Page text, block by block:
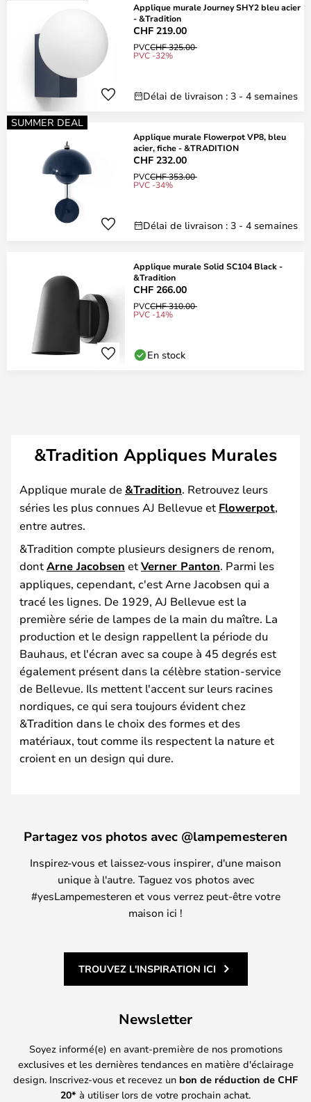
Applique murale Journey SHY2 bleu acier
- &Tradition
CHF 219.00
PVCCHF 325.00
PVC -32%
Délai de livraison : 3 - 4 semaines
SUMMER DEAL
Applique murale Flowerpot VP8, bleu
acier, fiche - &TRADITION
CHF 232.00
PVCCHF 353.00
PVC -34%
Délai de livraison : 3 - 4 semaines
Applique murale Solid SC104 Black -
&Tradition
CHF 266.00
PVCCHF 310.00
PVC -14%
En stock
&Tradition Appliques Murales
Applique murale de &Tradition. Retrouvez leurs
séries les plus connues AJ Bellevue et Flowerpot,
entre autres.
&Tradition compte plusieurs designers de renom,
dontArne Jacobsen etVerner Panton. Parmi les
appliques, cependant, c'est Arne Jacobsen qui a
tracé les lignes. De 1929, AJ Bellevue est la
première série de lampes de la main du maître. La
production et le design rappellent la période du
Bauhaus, et l'écran avec sa coupe à 45 degrés est
également présent dans la célèbre station-service
de Bellevue. Ils mettent l'accent sur leurs racines
nordiques, ce qui sera toujours évident chez
&Tradition dans le choix des formes et des
matériaux, tout comme ils respectent la nature et
croient en un design qui dure.
Partagez vos photos avec @lampemesteren
Inspirez-vous et laissez-vous inspirer, d'une maison
unique à l'autre. Taguez vos photos avec
#yesLampemesteren et vous verrez peut-être votre
maison ici !
TROUVEZ L'INSPIRATION ICI
Newsletter
Soyez informé(e) en avant-première de nos promotions
exclusives et les dernières tendances en matière d'éclairage
design. Inscrivez-vous et recevez un bon de réduction de CHF
20* à utiliser lors de votre prochain achat.